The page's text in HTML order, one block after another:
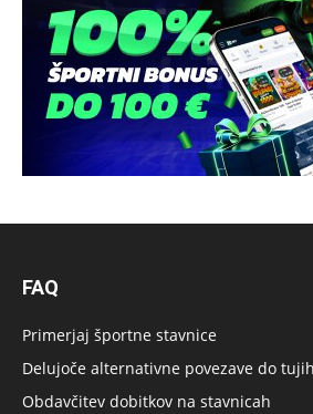
FAQ
Primerjaj športne stavnice
Delujoče alternativne povezave do
Obdavčitev dobitkov na stavnicah